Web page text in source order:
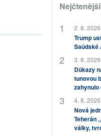
Nejčtenější
2. 8. 2026
Trump
Saúdské
3. 8. 2026
Důkazy
tunovou
zahynulo
4. 8. 2026
Nová
Teherán
války,